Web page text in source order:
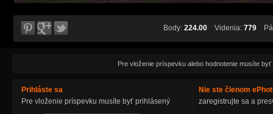
Body: 224.00 Videnia: 779
Pre vloženie príspevku alebo hodnotenie musíte byť
Prihláste sa
Pre vloženie príspevku musíte byť prihlásený
Nie ste členom
zaregistrujte sa a